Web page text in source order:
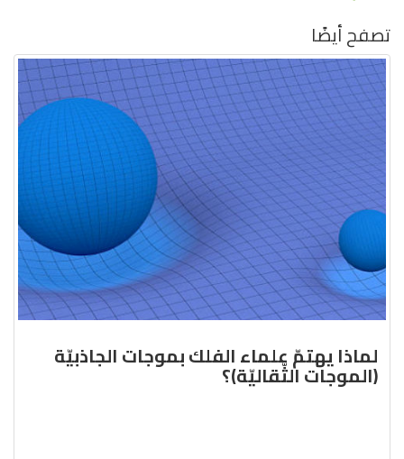
تصفح أيضًا
لماذا يهتمّ علماء الفلك بموجات الجاذبيّة
(الموجات الثّقاليّة)؟